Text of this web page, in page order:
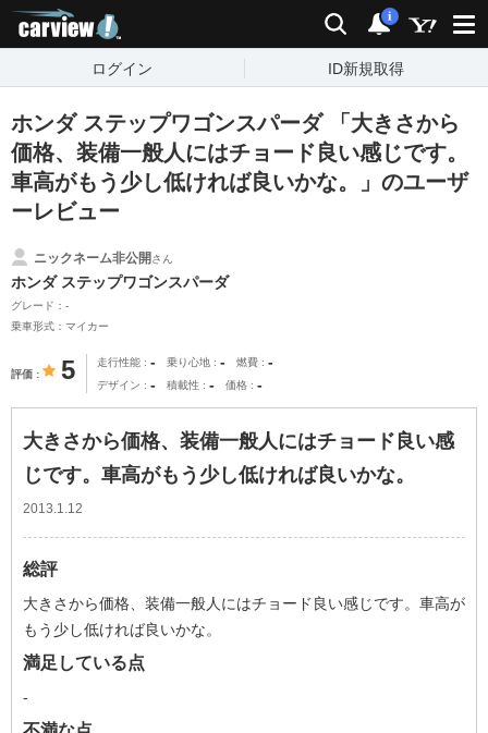
検索 通知
i
ログイン ID新規取得
ホンダ ステップワゴンスパーダ 「大きさから
価格、装備一般人にはチョード良い感じです。
車高がもう少し低ければ良いかな。」のユーザ
ーレビュー
ニックネーム非公開さん
ホンダ ステップワゴンスパーダ
グレード：-
乗車形式：マイカー
評価 5 走行性能 - 乗り心地 - 燃費 -
デザイン - 積載性 - 価格 -
大きさから価格、装備一般人にはチョード良い感
じです。車高がもう少し低ければ良いかな。
2013.1.12
総評
大きさから価格、装備一般人にはチョード良い感じです。車高が
もう少し低ければ良いかな。
満足している点
-